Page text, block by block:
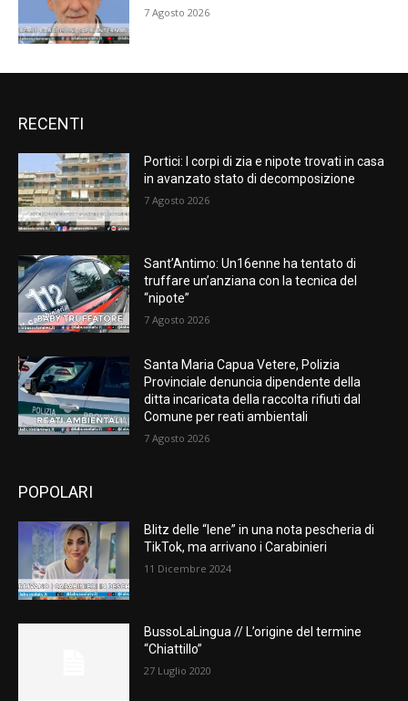
7 Agosto 2026
RECENTI
Portici: I corpi di zia e nipote trovati in casa
in avanzato stato di decomposizione
7 Agosto 2026
Sant’Antimo: Un16enne ha tentato di
truffare un’anziana con la tecnica del
“nipote”
7 Agosto 2026
Santa Maria Capua Vetere, Polizia
Provinciale denuncia dipendente della
ditta incaricata della raccolta rifiuti dal
Comune per reati ambientali
7 Agosto 2026
POPOLARI
Blitz delle “Iene” in una nota pescheria di
TikTok, ma arrivano i Carabinieri
11 Dicembre 2024
BussoLaLingua // L’origine del termine
“Chiattillo”
27 Luglio 2020